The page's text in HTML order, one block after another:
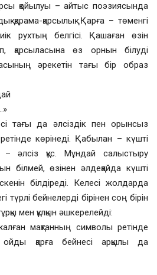
қойылуы – айтыс поэзиясында
қарама-қарсылық. Қарға – төменгі
рухтың белгісі. Қашаған өзін
қарсыласына өз орнын білуді
әрекетін тағы бір образ
тағы да әлсіздік пен орынсыз
көрінеді. Қабылан – күшті
әлсіз құс. Мұндай салыстыру
білмей, өзінен әлдеқайда күшті
білдіреді. Келесі жолдарда
түрлі бейнелерді бірінен соң бірін
мен құлқын әшкерелейді:
мақтанның символы ретінде
қарға бейнесі арқылы да